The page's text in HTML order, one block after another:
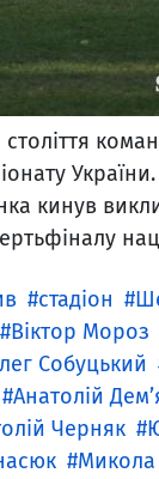
кинув
стадіон
Віктор Мороз
Собуцький
Анатолій
Черняк